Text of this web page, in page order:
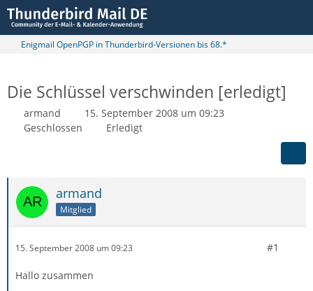
Enigmail OpenPGP in Thunderbird-Versionen bis 68.*
Die Schlüssel verschwinden [erledigt]
armand
15. September 2008 um 09:23
Geschlossen
Erledigt
armand
Mitglied
15. September 2008 um 09:23 #1
Hallo zusammen